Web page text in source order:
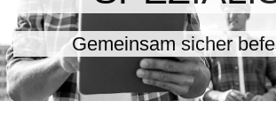
Gemeinsam sicher